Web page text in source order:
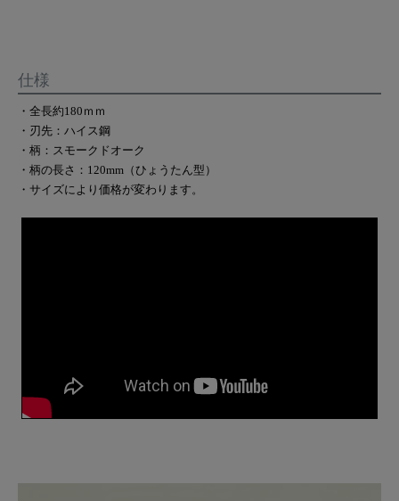
仕様
・全長約180ｍｍ
・刃先：ハイス鋼
・柄：スモークドオーク
・柄の長さ：120mm（ひょうたん型）
・サイズにより価格が変わります。